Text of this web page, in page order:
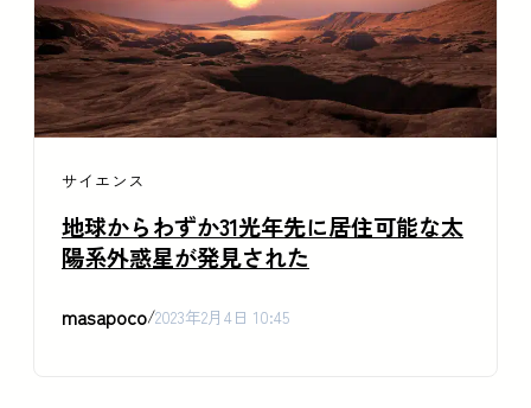
サイエンス
地球からわずか31光年先に居住可能な太
陽系外惑星が発見された
masapoco/2023年2月4日 10:45